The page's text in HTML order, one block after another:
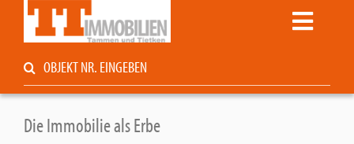
Toggle
Startseite
Kaufen / Mieten
Unternehmen
Suche
nach:
Die Immobilie als Erbe